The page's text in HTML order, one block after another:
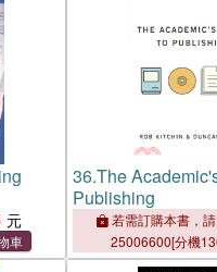
36.The
Publishing
若需訂購本書，
25006600[分機